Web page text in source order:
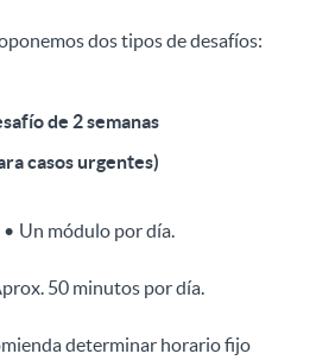
dos tipos de desafíos:
de 2 semanas
casos urgentes)
Un módulo por día.
50 minutos por día.
determinar horario fijo